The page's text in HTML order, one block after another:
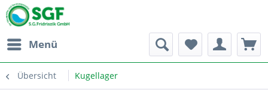
Menü
Übersicht Kugellager